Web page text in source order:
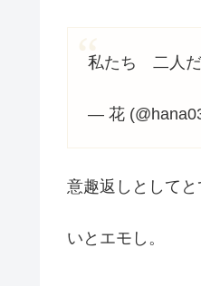
私たち 二人
— 花
意趣返しとしてと
いとエモし。